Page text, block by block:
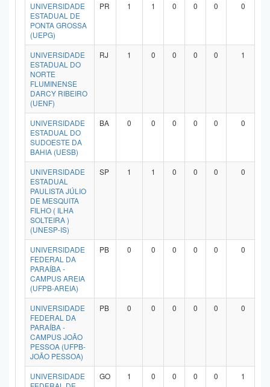
UNIVERSIDADE
ESTADUAL DE
PONTA GROSSA
(UEPG)
PR 1 1 0 0 0 0
UNIVERSIDADE
ESTADUAL DO
NORTE
FLUMINENSE
DARCY RIBEIRO
(UENF)
RJ 1 0 0 0 0 1
UNIVERSIDADE
ESTADUAL DO
SUDOESTE DA
BAHIA (UESB)
BA 0 0 0 0 0 0
UNIVERSIDADE
ESTADUAL
PAULISTA JÚLIO
DE MESQUITA
FILHO ( ILHA
SOLTEIRA )
(UNESP-IS)
SP 1 1 0 0 0 0
UNIVERSIDADE
FEDERAL DA
PARAÍBA -
CAMPUS AREIA
(UFPB-AREIA)
PB 0 0 0 0 0 0
UNIVERSIDADE
FEDERAL DA
PARAÍBA -
CAMPUS JOÃO
PESSOA (UFPB-
JOÃO PESSOA)
PB 0 0 0 0 0 0
UNIVERSIDADE
GO 1 0 0 0 0 1